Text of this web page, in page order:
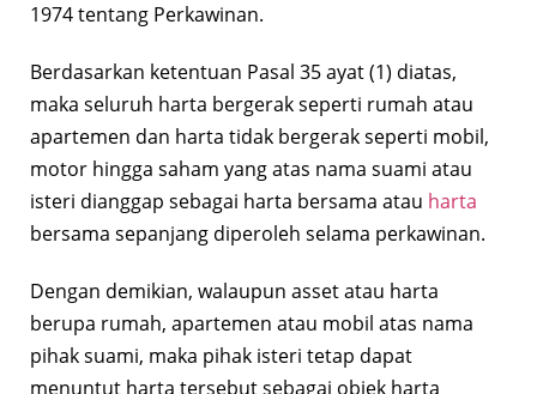
1974 tentang Perkawinan.
Berdasarkan ketentuan Pasal 35 ayat (1) diatas,
maka seluruh harta bergerak seperti rumah atau
apartemen dan harta tidak bergerak seperti mobil,
motor hingga saham yang atas nama suami atau
isteri dianggap sebagai harta bersama atau harta
bersama sepanjang diperoleh selama perkawinan.
Dengan demikian, walaupun asset atau harta
berupa rumah, apartemen atau mobil atas nama
pihak suami, maka pihak isteri tetap dapat
menuntut harta tersebut sebagai objek harta